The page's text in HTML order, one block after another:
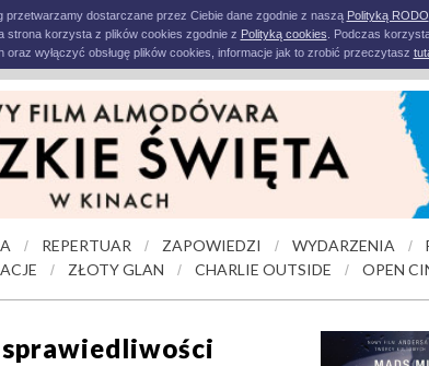
przetwarzamy dostarczane przez Ciebie dane zgodnie z naszą Polityką RODO
strona korzysta z plików cookies zgodnie z Polityką cookies . Podczas
wyłączyć obsługę plików cookies, informacje jak to zrobić przeczytasz
/ REPERTUAR / ZAPOWIEDZI / WYDARZENIA /
/ ZŁOTY GLAN / CHARLIE OUTSIDE / OPEN
sprawiedliwości